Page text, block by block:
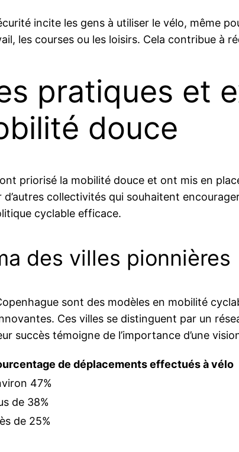
incite les gens à utiliser le vélo, même
les courses ou les loisirs. Cela contribue à
pratiques et
douce
priorisé la mobilité douce et ont mis en
d’autres collectivités qui souhaitent
cyclable efficace.
des villes pionnières
sont des modèles en mobilité
Ces villes se distinguent par un
succès témoigne de l’importance d’une
de déplacements effectués à vélo
47%
de 38%
de 25%